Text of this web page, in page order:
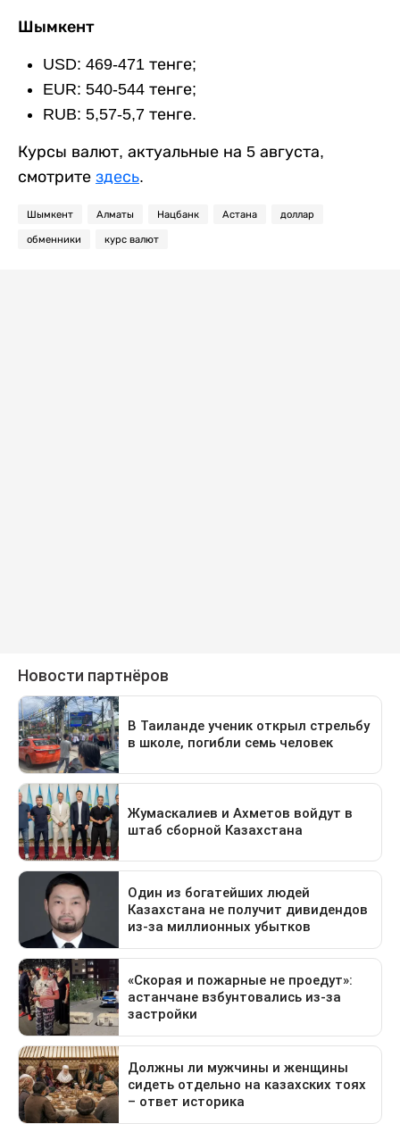
Шымкент
USD: 469-471 тенге;
EUR: 540-544 тенге;
RUB: 5,57-5,7 тенге.
Курсы валют, актуальные на 5 августа,
смотрите здесь.
Шымкент Алматы Нацбанк Астана доллар
обменники курс валют